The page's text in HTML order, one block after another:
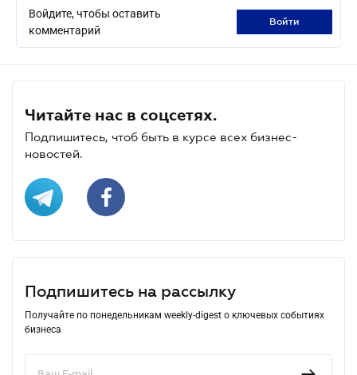
Войдите, чтобы оставить
комментарий
войти
Читайте нас в соцсетях.
Подпишитесь, чтоб быть в курсе всех бизнес-
новостей.
Подпишитесь на рассылку
Получайте по понедельникам weekly-digest о ключевых событиях
бизнеса